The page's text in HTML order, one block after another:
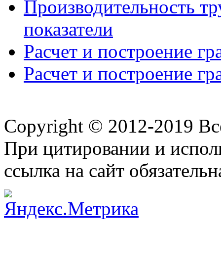
Производительность
показатели
Расчет и построение
Расчет и построение
Copyright © 2012-2019
При цитировании и
ссылка на сайт